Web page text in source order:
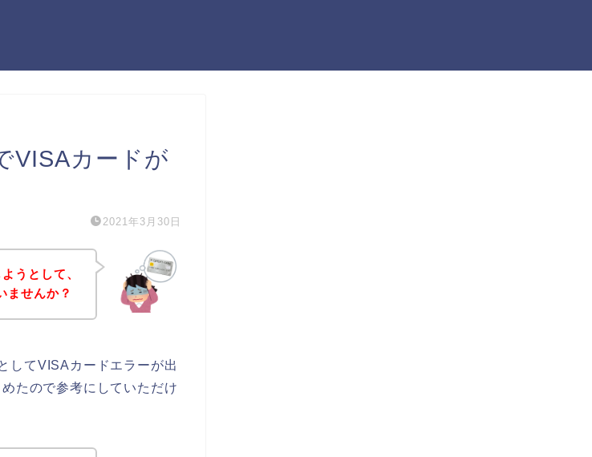
VISAカードが
2021年3月30日
うとして、
ませんか？
してVISAカードエラーが出
たので参考にしていただけ